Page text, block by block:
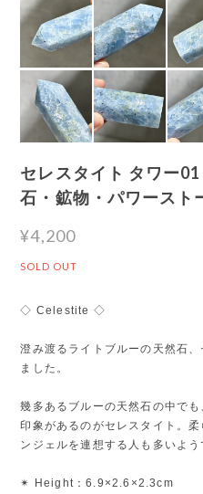
セレスタイト タワー
石・鉱物・パワースト
¥4,200
SOLD OUT
◇ Celestite ◇
澄み渡るライトブルーの天然石
ました。
幾多あるブルーの天然石の中で
印象があるのがセレスタイト。
ンジェルを連想する人も多いよう
✴︎ Height：6.9×2.6×2.3cm